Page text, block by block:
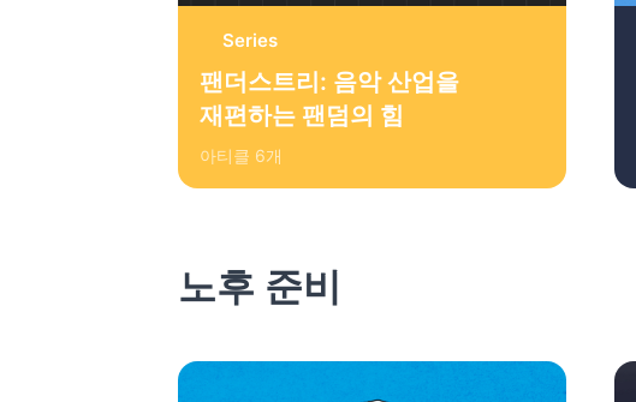
Series
팬더스트리: 음악 산업을
재편하는 팬덤의 힘
아티클 6개
노후 준비